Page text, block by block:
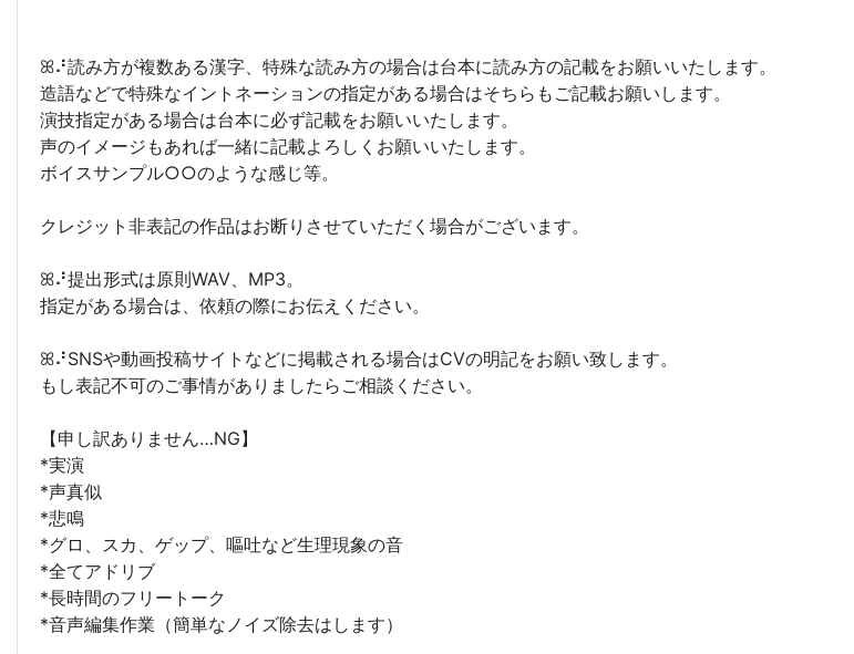
ꕤ⠜読み方が複数ある漢字、特殊な読み方の場合は台本に読み方の記載をお願いいたします。
造語などで特殊なイントネーションの指定がある場合はそちらもご記載お願いします。
演技指定がある場合は台本に必ず記載をお願いいたします。
声のイメージもあれば一緒に記載よろしくお願いいたします。
ボイスサンプル○○のような感じ等。
クレジット非表記の作品はお断りさせていただく場合がございます。
ꕤ⠜提出形式は原則WAV、MP3。
指定がある場合は、依頼の際にお伝えください。
ꕤ⠜SNSや動画投稿サイトなどに掲載される場合はCVの明記をお願い致します。
もし表記不可のご事情がありましたらご相談ください。
【申し訳ありません…NG】
*実演
*声真似
*悲鳴
*グロ、スカ、ゲップ、嘔吐など生理現象の音
*全てアドリブ
*長時間のフリートーク
*音声編集作業（簡単なノイズ除去はします）